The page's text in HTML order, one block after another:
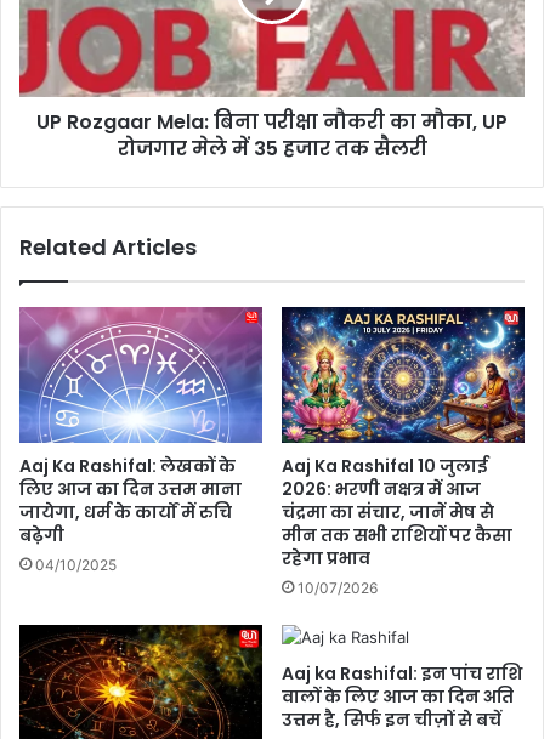
गी
में
सु
कू
ग
रा
त
ला
श
त्रि
यों
को
भा
हा
S
l
o
w
T
g
a
a
r
बि
री
क्षा
नौ
क
मौ
का
,
U
ज
गा
र
मे
UP Rozgaar Mela: बिना परीक्षा नौकरी का मौका, UP
रोजगार मेले में 35 हजार तक सैलरी
Related Articles
Aaj Ka Rashifal: लेखकों के
लिए आज का दिन उत्तम माना
जायेगा, धर्म के कार्यों में रुचि
बढ़ेगी
04/10/2025
Aaj Ka Rashifal 10 जुलाई
2026: भरणी नक्षत्र में आज
चंद्रमा का संचार, जानें मेष से
मीन तक सभी राशियों पर कैसा
रहेगा प्रभाव
10/07/2026
Aaj ka Rashifal: इन पांच राशि
वालों के लिए आज का दिन अति
उत्तम है, सिर्फ इन चीज़ों से बचें